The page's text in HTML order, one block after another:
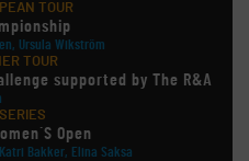
TOUR
Ursula Wikström
TOUR
supported by The R&A
Open
Bakker, Elina Saksa